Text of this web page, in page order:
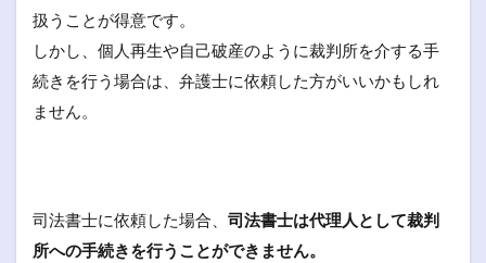
扱うことが得意です。
しかし、個人再生や自己破産のように裁判所を介する手
続きを行う場合は、弁護士に依頼した方がいいかもしれ
ません。
司法書士に依頼した場合、 司法書士は代理人として裁判
所への手続きを行うことができません。